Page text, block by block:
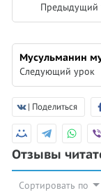
Предыдущий
Мусульманин
Следующий урок
| Поделиться
Отзывы
Сортировать по